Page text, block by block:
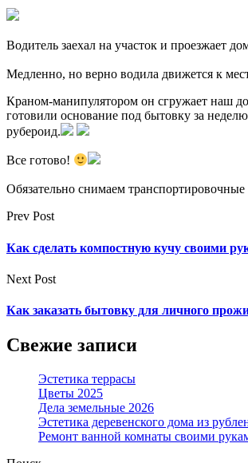
Водитель заехал на участок и проезжает
Медленно, но верно водила движется к
Краном-манипулятором он сгружает наш
готовили основание под бытовку за
рубероид.
Все готово!
Обязательно снимаем
Prev Post
Как сделать компостную кучу своими
Next Post
Как заказать бытовку для личного
Свежие записи
Эстетика террасы
Цветы 2025
Дела земельные 2026
Эстетика деревенского дома из
Ремонт ванной комнаты своими